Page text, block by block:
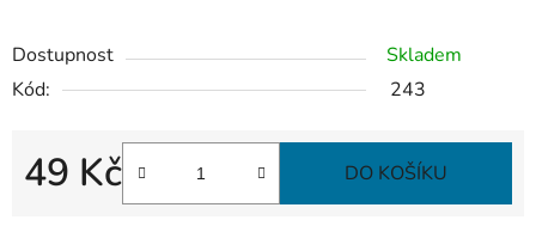
Dostupnost
Skladem
Kód:
243
49 Kč
Měrná cena:
DO KOŠÍKU